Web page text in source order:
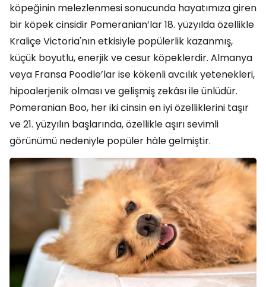
köpeğinin melezlenmesi sonucunda hayatımıza giren
bir köpek cinsidir Pomeranian’lar 18. yüzyılda özellikle
Kraliçe Victoria'nın etkisiyle popülerlik kazanmış,
küçük boyutlu, enerjik ve cesur köpeklerdir. Almanya
veya Fransa Poodle’lar ise kökenli avcılık yetenekleri,
hipoalerjenik olması ve gelişmiş zekâsı ile ünlüdür.
Pomeranian Boo, her iki cinsin en iyi özelliklerini taşır
ve 21. yüzyılın başlarında, özellikle aşırı sevimli
görünümü nedeniyle popüler hâle gelmiştir.